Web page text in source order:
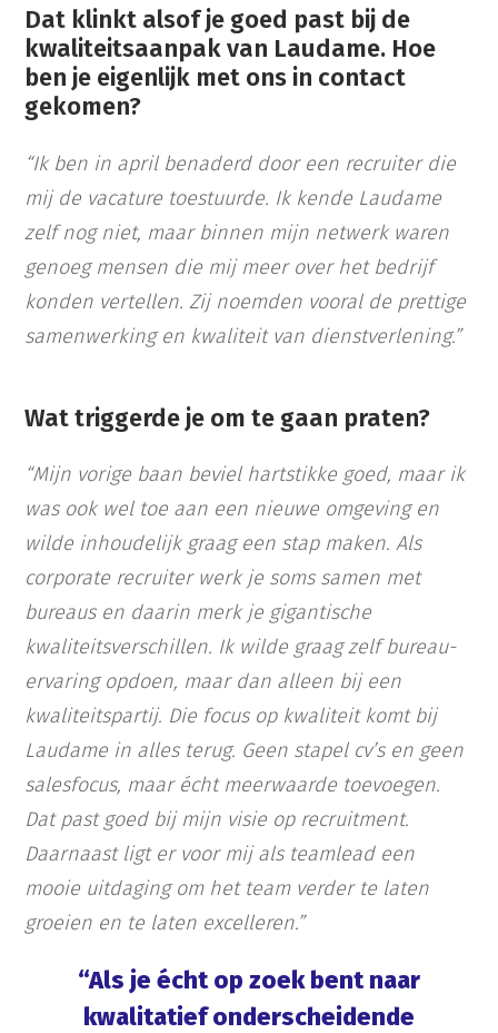
Dat klinkt alsof je goed past bij de
kwaliteitsaanpak van Laudame. Hoe
ben je eigenlijk met ons in contact
gekomen?
“Ik ben in april benaderd door een recruiter die
mij de vacature toestuurde. Ik kende Laudame
zelf nog niet, maar binnen mijn netwerk waren
genoeg mensen die mij meer over het bedrijf
konden vertellen. Zij noemden vooral de prettige
samenwerking en kwaliteit van dienstverlening.”
Wat triggerde je om te gaan praten?
“Mijn vorige baan beviel hartstikke goed, maar ik
was ook wel toe aan een nieuwe omgeving en
wilde inhoudelijk graag een stap maken. Als
corporate recruiter werk je soms samen met
bureaus en daarin merk je gigantische
kwaliteitsverschillen. Ik wilde graag zelf bureau-
ervaring opdoen, maar dan alleen bij een
kwaliteitspartij. Die focus op kwaliteit komt bij
Laudame in alles terug. Geen stapel cv’s en geen
salesfocus, maar écht meerwaarde toevoegen.
Dat past goed bij mijn visie op recruitment.
Daarnaast ligt er voor mij als teamlead een
mooie uitdaging om het team verder te laten
groeien en te laten excelleren.”
“Als je écht op zoek bent naar
kwalitatief onderscheidende